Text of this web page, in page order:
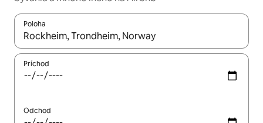
Poloha
Keď budú výsledky k dispozícii, môžete si ich prechádzať
Príchod
Odchod